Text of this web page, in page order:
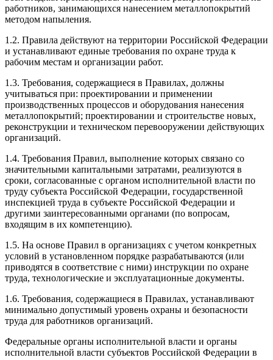
работников, занимающихся нанесением металлопокрытий
методом напыления.
1.2. Правила действуют на территории Российской Федерации
и устанавливают единые требования по охране труда к
рабочим местам и организации работ.
1.3. Требования, содержащиеся в Правилах, должны
учитываться при: проектировании и применении
производственных процессов и оборудования нанесения
металлопокрытий; проектировании и строительстве новых,
реконструкции и техническом перевооружении действующих
организаций.
1.4. Требования Правил, выполнение которых связано со
значительными капитальными затратами, реализуются в
сроки, согласованные с органом исполнительной власти по
труду субъекта Российской Федерации, государственной
инспекцией труда в субъекте Российской Федерации и
другими заинтересованными органами (по вопросам,
входящим в их компетенцию).
1.5. На основе Правил в организациях с учетом конкретных
условий в установленном порядке разрабатываются (или
приводятся в соответствие с ними) инструкции по охране
труда, технологические и эксплуатационные документы.
1.6. Требования, содержащиеся в Правилах, устанавливают
минимально допустимый уровень охраны и безопасности
труда для работников организаций.
Федеральные органы исполнительной власти и органы
исполнительной власти субъектов Российской Федерации в